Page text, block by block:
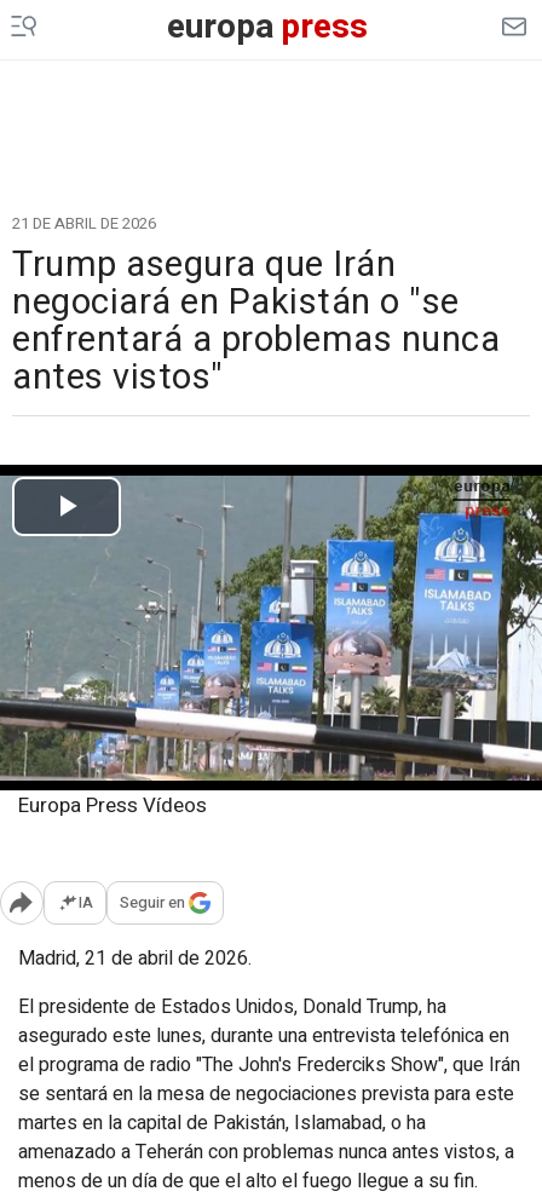
europapress
21 DE ABRIL DE 2026
Trump asegura que Irán
negociará en Pakistán o "se
enfrentará a problemas nunca
antes vistos"
Europa Press Vídeos
Abrir opciones para compartir
IA Seguir en
Madrid, 21 de abril de 2026.
El presidente de Estados Unidos, Donald Trump, ha
asegurado este lunes, durante una entrevista telefónica en
el programa de radio "The John's Frederciks Show", que Irán
se sentará en la mesa de negociaciones prevista para este
martes en la capital de Pakistán, Islamabad, o ha
amenazado a Teherán con problemas nunca antes vistos, a
menos de un día de que el alto el fuego llegue a su fin.